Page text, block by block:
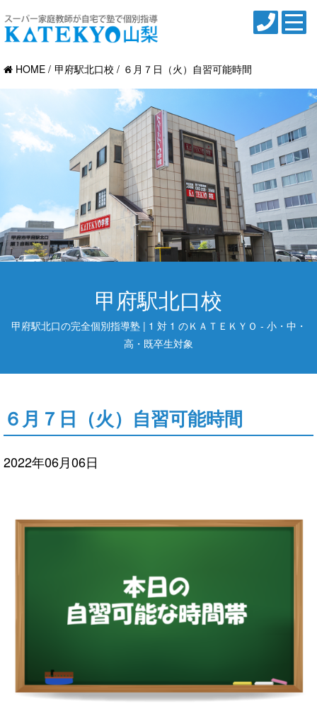
HOME 甲府駅北口校 ６月７日（火）自習可能時間
甲府駅北口校
甲府駅北口の完全個別指導塾 | 1 対 1 のＫＡＴＥＫＹＯ - 小・中・
高・既卒生対象
６月７日（火）自習可能時間
2022年06月06日